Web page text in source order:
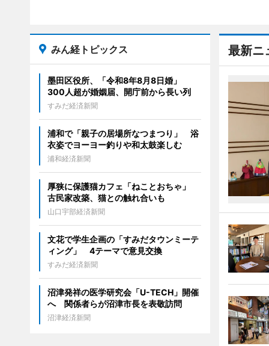
最新ニ
みん経トピックス
墨田区役所、「令和8年8月8日婚」
300人超が婚姻届、開庁前から長い列
すみだ経済新聞
浦和で「親子の居場所なつまつり」 浴
衣姿でヨーヨー釣りや和太鼓楽しむ
浦和経済新聞
厚狭に保護猫カフェ「ねことおちゃ」
古民家改築、猫との触れ合いも
山口宇部経済新聞
文花で学生企画の「すみだタウンミーテ
ィング」 4テーマで意見交換
すみだ経済新聞
沼津発祥の医学研究会「U-TECH」開催
へ 関係者らが沼津市長を表敬訪問
沼津経済新聞